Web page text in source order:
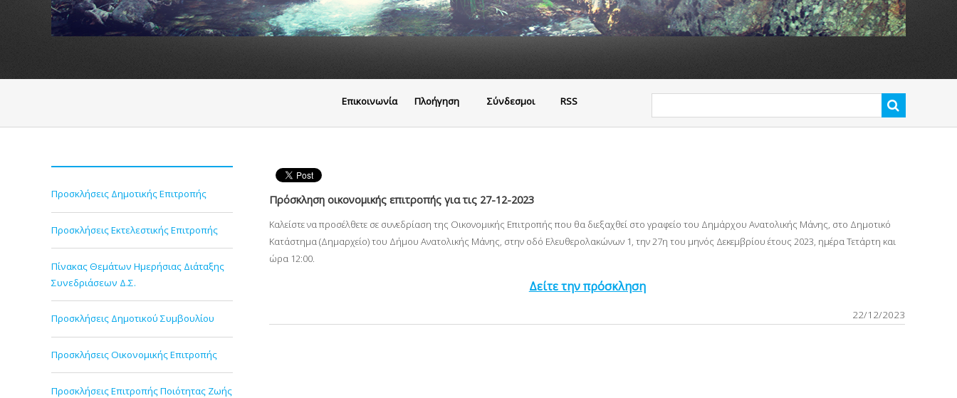
Eπικοινωνία Πλοήγηση Σύνδεσμοι RSS
Προσκλήσεις Δημοτικής Επιτροπής
Προσκλήσεις Εκτελεστικής Επιτροπής
Πίνακας Θεμάτων Ημερήσιας Διάταξης
Συνεδριάσεων Δ.Σ.
Προσκλήσεις Δημοτικού Συμβουλίου
Προσκλήσεις Οικονομικής Επιτροπής
Προσκλήσεις Επιτροπής Ποιότητας Ζωής
Πρόσκληση οικονομικής επιτροπής για τις 27-12-2023
Καλείστε να προσέλθετε σε συνεδρίαση της Οικονομικής Επιτροπής που θα διεξαχθεί στο γραφείο του Δημάρχου Ανατολικής Μάνης, στο Δημοτικό
Κατάστημα (Δημαρχείο) του Δήμου Ανατολικής Μάνης, στην οδό Ελευθερολακώνων 1, την 27η του μηνός Δεκεμβρίου έτους 2023, ημέρα Τετάρτη και
ώρα 12:00.
Δείτε την πρόσκληση
22/12/2023